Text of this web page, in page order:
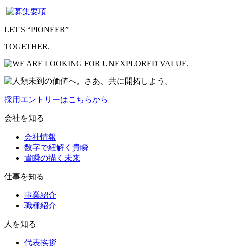
LET'S “PIONEER”
TOGETHER.
採用エントリーはこちらから
会社を知る
会社情報
数字で紐解く貴瞬
貴瞬の描く未来
仕事を知る
事業紹介
職種紹介
人を知る
代表挨拶